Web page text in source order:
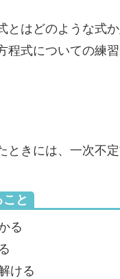
とはどのような式
程式についての練
ときには、一次不
と
る
ける